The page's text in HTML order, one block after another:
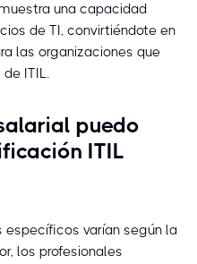
una capacidad
de TI, convirtiéndote en
las organizaciones que
ITIL.
puedo
ITIL
específicos varían según la
los profesionales